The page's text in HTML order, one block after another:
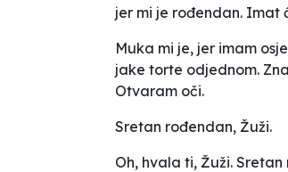
jer mi je rođendan. Imat
Muka mi je, jer imam
jake torte odjednom.
Otvaram oči.
Sretan rođendan, Žuži.
Oh, hvala ti, Žuži.